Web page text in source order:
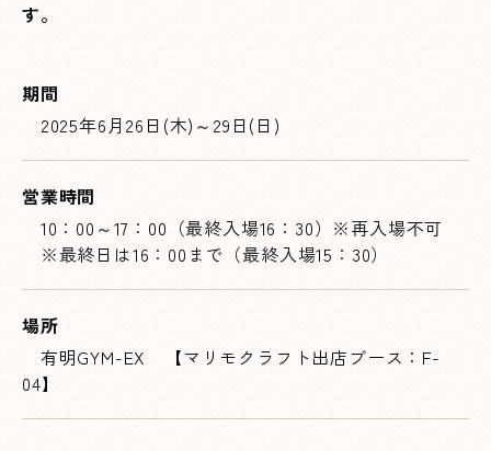
す。
期間
2025年6月26日(木)～29日(日)
営業時間
10：00～17：00（最終入場16：30）※再入場不可
※最終日は16：00まで（最終入場15：30）
場所
有明GYM-EX 【マリモクラフト出店ブース：F-
04】